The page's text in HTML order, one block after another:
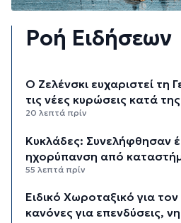
Ροή Ειδήσεων
Ο Ζελένσκι ευχαριστεί τη
τις νέες κυρώσεις κατά
20 λεπτά πρίν
Κυκλάδες: Συνελήφθησαν
ηχορύπανση από
55 λεπτά πρίν
Ειδικό Χωροταξικό για
κανόνες για επενδύσεις,